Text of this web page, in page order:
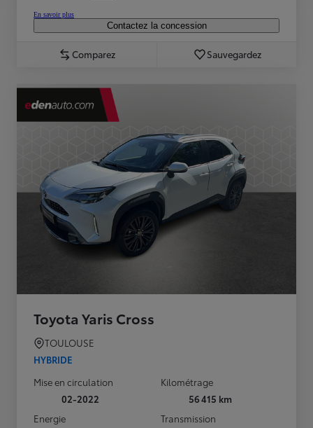
En savoir plus
Contactez la concession
Comparez Sauvegardez
Toyota Yaris Cross
TOULOUSE
HYBRIDE
Mise en circulation
02-2022
Kilométrage
56 415 km
Energie
Transmission